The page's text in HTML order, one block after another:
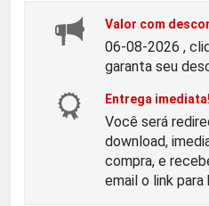
r
e
ç
o
o
r
e
ç
o
a
Valor com
06-08-2026 ,
garanta seu
Entrega imediata!
Você será
download,
compra, e
email o link